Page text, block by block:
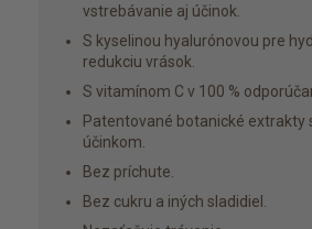
vstrebávanie aj účinok.
S kyselinou hyalurónovou pre
redukciu vrások.
S vitamínom C v 100 %
Patentované botanické extrakty
účinkom.
Bez príchute.
Bez cukru a iných sladidiel.